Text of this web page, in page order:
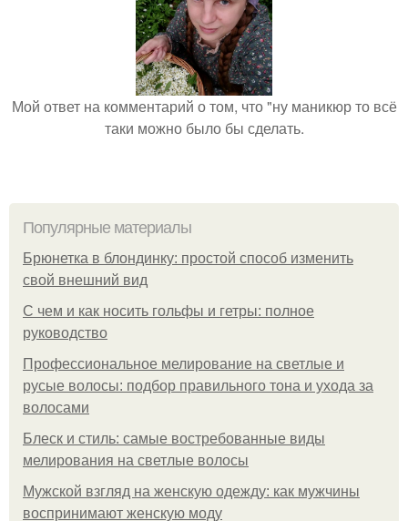
Мой ответ на комментарий о том, что "ну маникюр то всё
таки можно было бы сделать.
Популярные материалы
Брюнетка в блондинку: простой способ изменить
свой внешний вид
С чем и как носить гольфы и гетры: полное
руководство
Профессиональное мелирование на светлые и
русые волосы: подбор правильного тона и ухода за
волосами
Блеск и стиль: самые востребованные виды
мелирования на светлые волосы
Мужской взгляд на женскую одежду: как мужчины
воспринимают женскую моду